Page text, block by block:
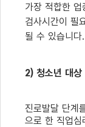
가장 적합한
검사시간이 필
될 수 있습니다.
2) 청소년 대상
진로발달 단계
으로 한 직업심